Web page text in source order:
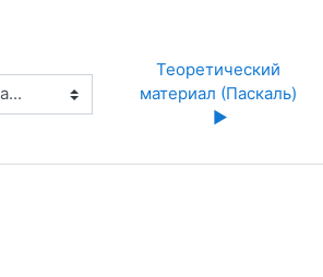
Теоретический
материал (Паскаль)
▶︎